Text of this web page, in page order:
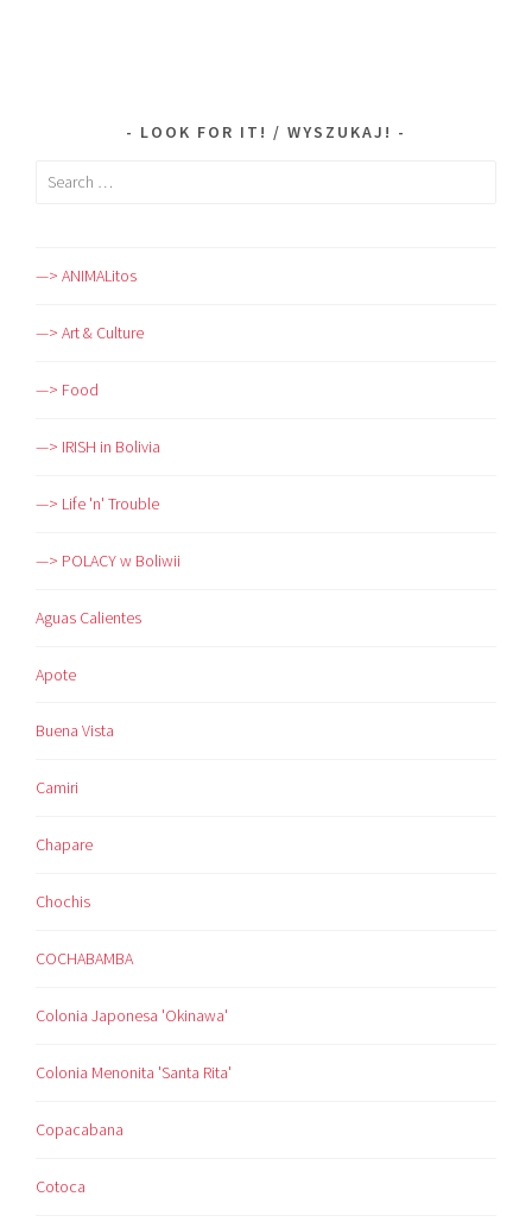
LOOK FOR IT! / WYSZUKAJ!
Search
—> ANIMALitos
—> Art & Culture
—> Food
—> IRISH in Bolivia
—> Life 'n' Trouble
—> POLACY w Boliwii
Aguas Calientes
Apote
Buena Vista
Camiri
Chapare
Chochis
COCHABAMBA
Colonia Japonesa 'Okinawa'
Colonia Menonita 'Santa Rita'
Copacabana
Cotoca